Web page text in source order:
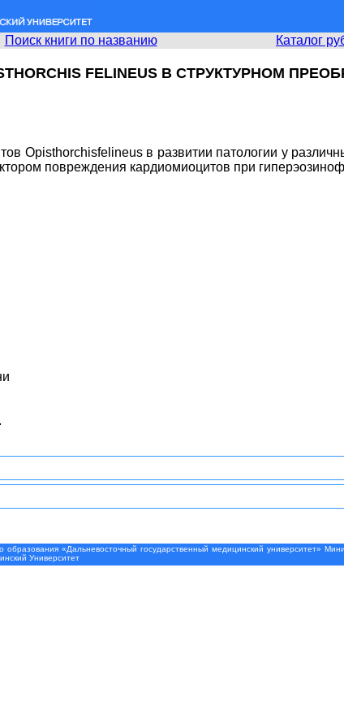
Поиск книги по названию Каталог
FELINEUS В СТРУКТУРНОМ
Opisthorchisfelineus в развитии патологии у
повреждения кардиомиоцитов при
«Дальневосточный государственный медицинский университет»
Университет